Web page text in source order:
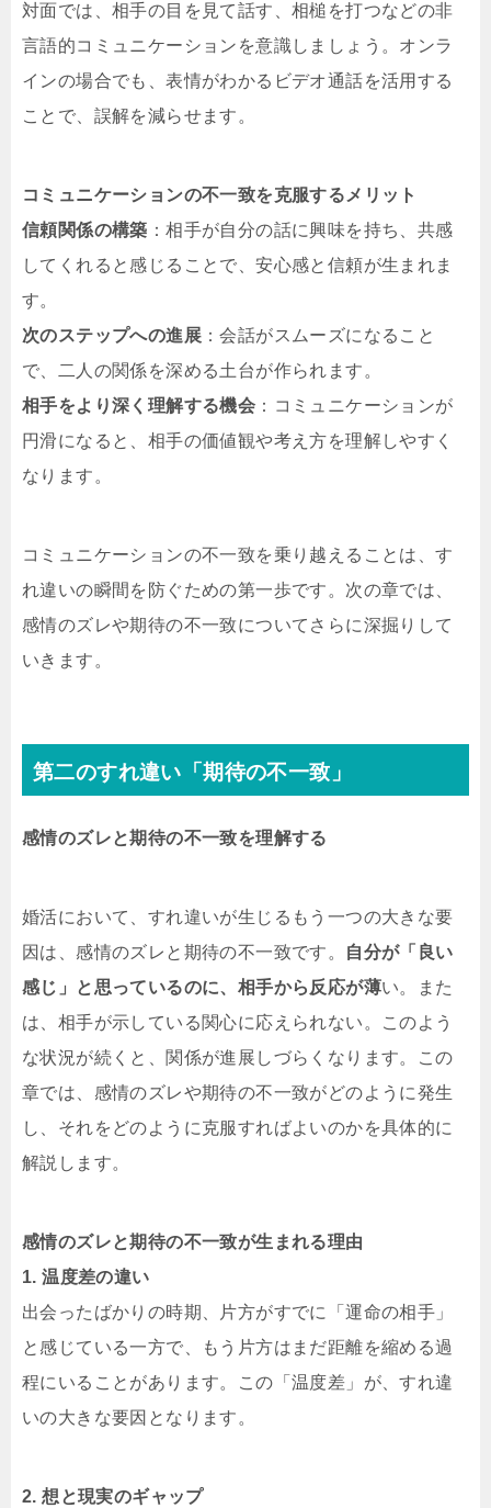
対面では、相手の目を見て話す、相槌を打つなどの非
言語的コミュニケーションを意識しましょう。オンラ
インの場合でも、表情がわかるビデオ通話を活用する
ことで、誤解を減らせます。
コミュニケーションの不一致を克服するメリット
信頼関係の構築 ：相手が自分の話に興味を持ち、共感
してくれると感じることで、安心感と信頼が生まれま
す。
次のステップへの進展 ：会話がスムーズになること
で、二人の関係を深める土台が作られます。
相手をより深く理解する機会 ：コミュニケーションが
円滑になると、相手の価値観や考え方を理解しやすく
なります。
コミュニケーションの不一致を乗り越えることは、す
れ違いの瞬間を防ぐための第一歩です。次の章では、
感情のズレや期待の不一致についてさらに深掘りして
いきます。
第二のすれ違い「期待の不一致」
感情のズレと期待の不一致を理解する
婚活において、すれ違いが生じるもう一つの大きな要
因は、感情のズレと期待の不一致です。
自分が「良い
感じ」と思っているのに、相手から反応が薄い。また
は、相手が示している関心に応えられない。このよう
な状況が続くと、関係が進展しづらくなります。この
章では、感情のズレや期待の不一致がどのように発生
し、それをどのように克服すればよいのかを具体的に
解説します。
感情のズレと期待の不一致が生まれる理由
1. 温度差の違い
出会ったばかりの時期、片方がすでに「運命の相手」
と感じている一方で、もう片方はまだ距離を縮める過
程にいることがあります。この「温度差」が、すれ違
いの大きな要因となります。
2. 想と現実のギャップ